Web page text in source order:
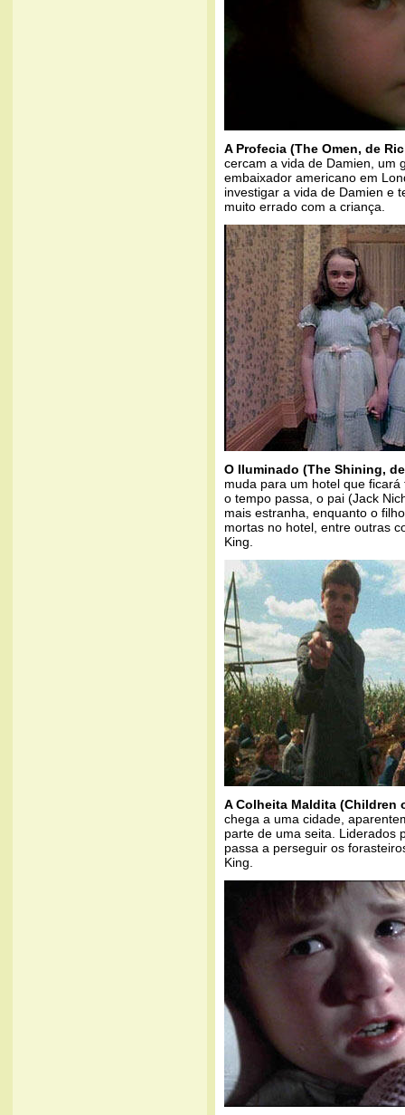
A Profecia (The Omen, de
cercam a vida de Damien, um
embaixador americano em
investigar a vida de Damien e
muito errado com a criança.
O Iluminado (The Shining,
muda para um hotel que
o tempo passa, o pai (Jack
mais estranha, enquanto o
mortas no hotel, entre outras
King.
A Colheita Maldita (Children
chega a uma cidade,
parte de uma seita. Liderados
passa a perseguir os
King.